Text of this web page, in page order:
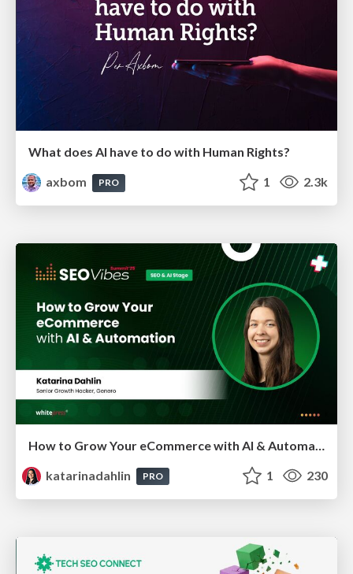
What does AI have to do with Human Rights?
axbom
PRO 1 2.3k
How to Grow Your eCommerce with AI & Automation
katarinadahlin
PRO 1 230